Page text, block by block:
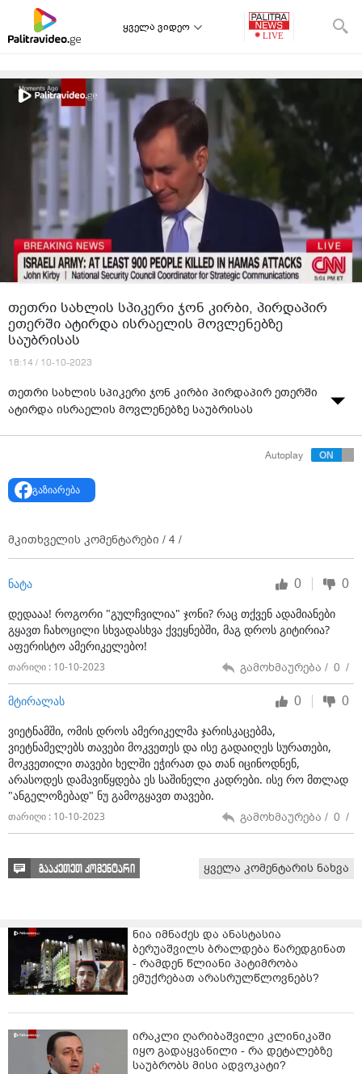
ყველა ვიდეო
თეთრი სახლის სპიკერი ჯონ კირბი, პირდაპირ
ეთერში ატირდა ისრაელის მოვლენებზე
საუბრისას
18:14 / 10-10-2023
თეთრი სახლის სპიკერი ჯონ კირბი პირდაპირ ეთერში
ატირდა ისრაელის მოვლენებზე საუბრისას
Autoplay
გაზიარება
მკითხველის კომენტარები / 4 /
ნატა 0 0
დედააა! როგორი "გულჩვილია" ჯონი? რაც თქვენ ადამიანები
გყავთ ჩახოცილი სხვადასხვა ქვეყნებში, მაგ დროს გიტირია?
აფერისტო ამერიკელებო!
თარიღი : 10-10-2023 გამოხმაურება / 0 /
მტირალას 0 0
ვიეტნამში, ომის დროს ამერიკელმა ჯარისკაცებმა,
ვიეტნამელებს თავები მოკვეთეს და ისე გადაიღეს სურათები,
მოკვეთილი თავები ხელში ეჭირათ და თან იცინოდნენ,
არასოდეს დამავიწყდება ეს საშინელი კადრები. ისე რო მთლად
"ანგელოზებად" ნუ გამოგყავთ თავები.
თარიღი : 10-10-2023 გამოხმაურება / 0 /
გააკეთეთ კომენტარი ყველა კომენტარის ნახვა
ნია იმნაძეს და ანასტასია
ბერუაშვილს ბრალდება წარედგინათ
- რამდენ წლიანი პატიმრობა
ემუქრებათ არასრულწლოვნებს?
ირაკლი ღარიბაშვილი კლინიკაში
იყო გადაყვანილი - რა დეტალებზე
საუბრობს მისი ადვოკატი?